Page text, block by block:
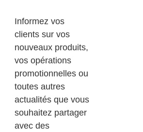
Informez vos
clients sur vos
nouveaux produits,
vos opérations
promotionnelles ou
toutes autres
actualités que vous
souhaitez partager
avec des